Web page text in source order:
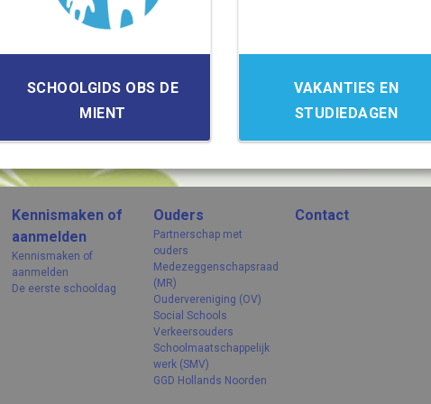
SCHOOLGIDS OBS DE
MIENT
VAKANTIES EN
STUDIEDAGEN
Kennismaken of
aanmelden
Kennismaken of
aanmelden
De eerste schooldag
Ouders
Partnerschap met
ouders
Medezeggenschapsraad
(MR)
Oudervereniging (OV)
Social Schools
Verkeersouders
Schoolmaatschappelijk
werk (SMV)
GGD Hollands Noorden
Contact